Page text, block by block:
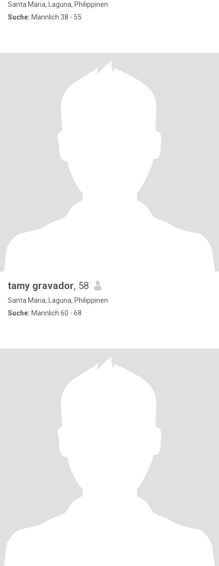
Santa Maria, Laguna, Philippinen
Suche: Männlich 38 - 55
tamy gravador, 58
Santa Maria, Laguna, Philippinen
Suche: Männlich 60 - 68